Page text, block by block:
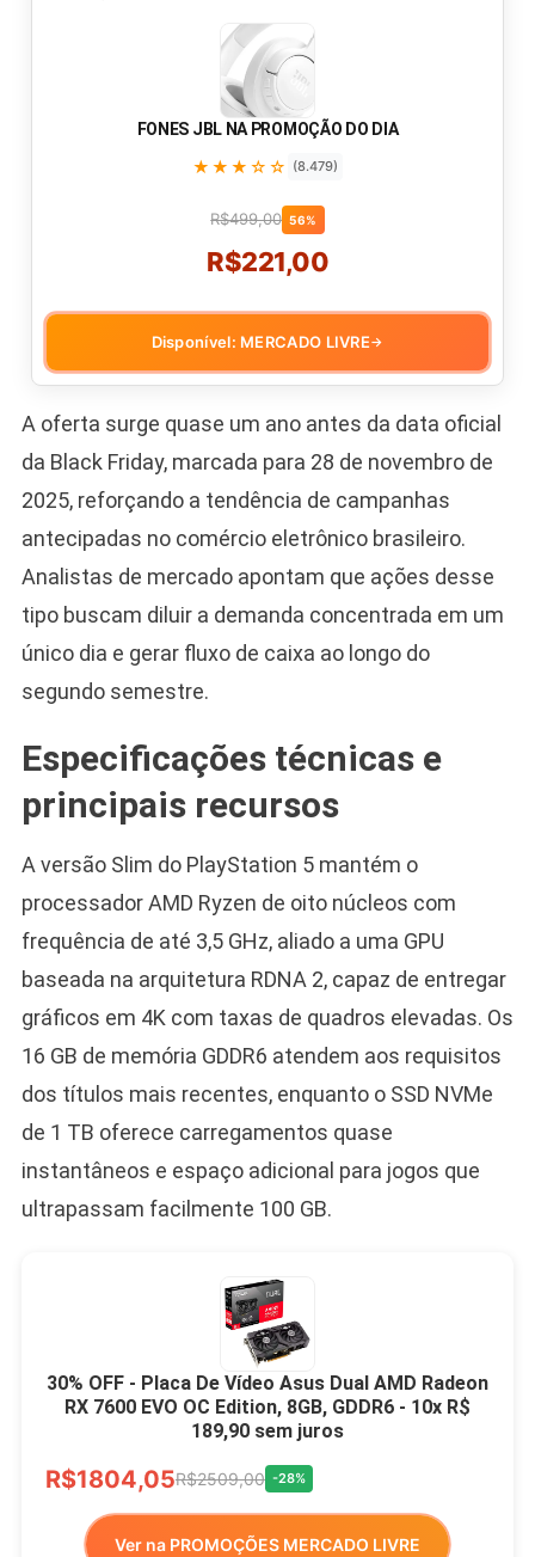
FONES JBL NA PROMOÇÃO DO DIA
★★★☆☆ (8.479)
R$499,00 56%
R$221,00
Disponível: MERCADO LIVRE→
A oferta surge quase um ano antes da data oficial
da Black Friday, marcada para 28 de novembro de
2025, reforçando a tendência de campanhas
antecipadas no comércio eletrônico brasileiro.
Analistas de mercado apontam que ações desse
tipo buscam diluir a demanda concentrada em um
único dia e gerar fluxo de caixa ao longo do
segundo semestre.
Especificações técnicas e
principais recursos
A versão Slim do PlayStation 5 mantém o
processador AMD Ryzen de oito núcleos com
frequência de até 3,5 GHz, aliado a uma GPU
baseada na arquitetura RDNA 2, capaz de entregar
gráficos em 4K com taxas de quadros elevadas. Os
16 GB de memória GDDR6 atendem aos requisitos
dos títulos mais recentes, enquanto o SSD NVMe
de 1 TB oferece carregamentos quase
instantâneos e espaço adicional para jogos que
ultrapassam facilmente 100 GB.
30% OFF - Placa De Vídeo Asus Dual AMD Radeon
RX 7600 EVO OC Edition, 8GB, GDDR6 - 10x R$
189,90 sem juros
R$1804,05R$2509,00 -28%
Ver na PROMOÇÕES MERCADO LIVRE